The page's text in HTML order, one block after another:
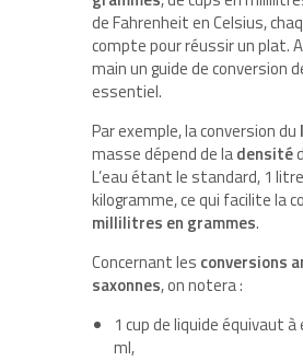
de Fahrenheit en Celsius,
compte pour réussir un plat.
main un guide de conversion
essentiel.
Par exemple, la conversion du
masse dépend de ladensité
L’eau étant le standard, 1
kilogramme, ce qui facilite la
millilitres en grammes.
Concernant les conversions
saxonnes, on notera :
1 cup de liquide équivaut à
ml,